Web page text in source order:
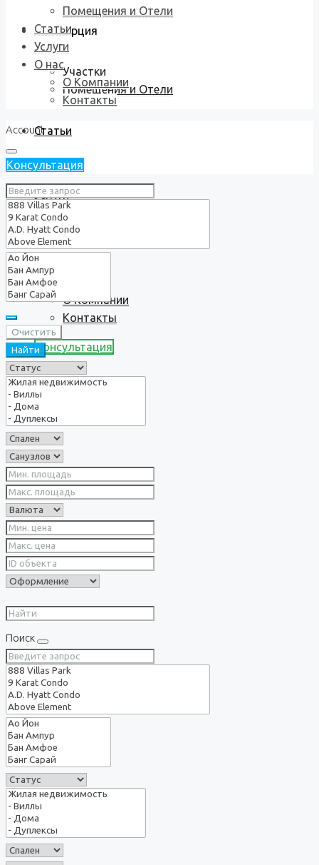
Коммерция
Участки
Помещения и Отели
Статьи
Услуги
О нас
О Компании
Контакты
Консультация
Помещения и Отели
Статьи
Услуги
О нас
О Компании
Контакты
Account
Консультация
Очистить
Найти
Поиск